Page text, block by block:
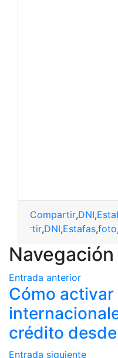
Compartir,DNI,
,DNI,Estafas,foto,
Entrada anterior
Cómo
crédito
Entrada siguiente